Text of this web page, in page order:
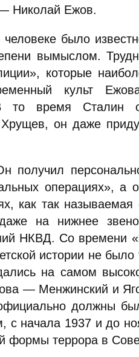
— Николай Ежов.
было
вымыслом.
которые
культ
то время Сталин
Хрущев, он даже
получил
операциях», а
как так называемая
на нижнее
НКВД. Со времени
истории не
на самом
— Менжинский и
должны
с начала 1937 и до
формы террора в